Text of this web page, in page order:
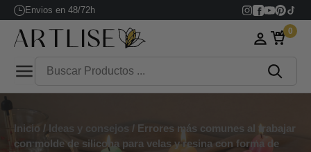
Envios en 48/72h
0
Inicio / Ideas y consejos / Errores más comunes al trabajar
con molde de silicona para velas y resina con forma de